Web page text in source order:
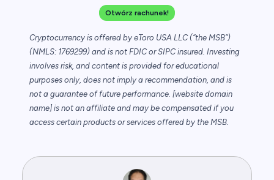
Otwórz rachunek!
Cryptocurrency is offered by eToro USA LLC (“the MSB”)
(NMLS: 1769299) and is not FDIC or SIPC insured. Investing
involves risk, and content is provided for educational
purposes only, does not imply a recommendation, and is
not a guarantee of future performance. [website domain
name] is not an affiliate and may be compensated if you
access certain products or services offered by the MSB.